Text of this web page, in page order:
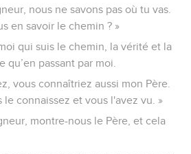
nous ne savons pas où tu vas.
en savoir le chemin ? »
qui suis le chemin, la vérité et la
qu’en passant par moi.
vous connaîtriez aussi mon Père.
le connaissez et vous l'avez vu. »
montre-nous le Père, et cela